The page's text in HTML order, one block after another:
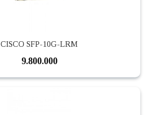
CISCO SFP-10G-LRM
9.800.000